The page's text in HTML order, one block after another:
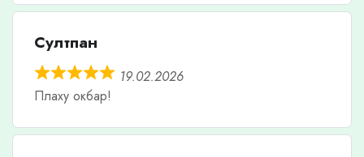
Султпан
19.02.2026
Плаху окбар!